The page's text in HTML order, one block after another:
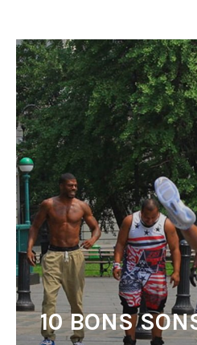
10 BONS